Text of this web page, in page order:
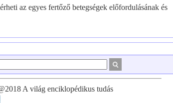
az egyes fertőző betegségek előfordulásának és
A világ enciklopédikus tudás